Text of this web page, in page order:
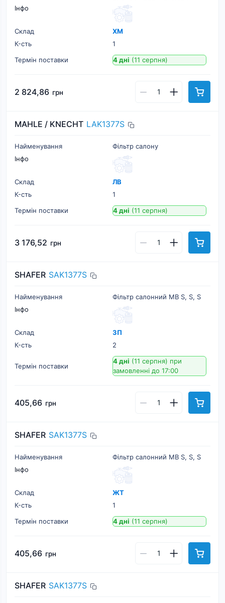
Інфо
Склад
ХМ
К-cть
1
Термін поставки
4 дні (11 серпня)
2 824,86 грн
MAHLE / KNECHT LAK1377S
Найменування
Фільтр салону
Інфо
Склад
ЛВ
К-cть
1
Термін поставки
4 дні (11 серпня)
3 176,52 грн
SHAFER SAK1377S
Найменування
Фільтр салонний MB S, S, S
Інфо
Склад
ЗП
К-cть
2
Термін поставки
4 дні (11 серпня) при
замовленні до 17:00
405,66 грн
SHAFER SAK1377S
Найменування
Фільтр салонний MB S, S, S
Інфо
Склад
ЖТ
К-cть
1
Термін поставки
4 дні (11 серпня)
405,66 грн
SHAFER SAK1377S